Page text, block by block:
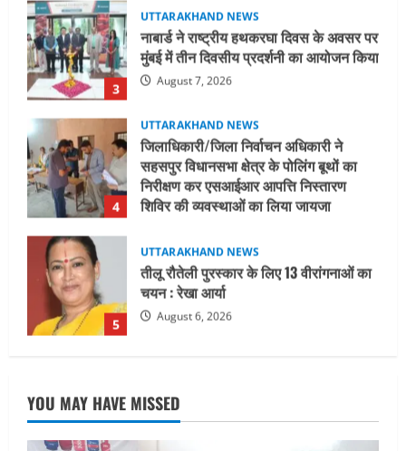
4
UTTARAKHAND NEWS
जिलाधिकारी/जिला निर्वाचन अधिकारी ने
सहसपुर विधानसभा क्षेत्र के पोलिंग बूथों का
निरीक्षण कर एसआईआर आपत्ति निस्तारण
शिविर की व्यवस्थाओं का लिया जायजा
5
UTTARAKHAND NEWS
तीलू रौतेली पुरस्कार के लिए 13 वीरांगनाओं का
चयन : रेखा आर्या
August 6, 2026
1
UTTARAKHAND NEWS
15 अगस्त तक ई-केवाईसी नहीं कराई तो गैस
आपूर्ति पर पड़ सकता है असर
August 8, 2026
2
सामान्य वर्ग के पशुपालकों को भी गाय एवं भैंस
खरीद पर मिलेगा अनुदान, मजदूरी संहिता
नियमावली-2026 को मिली मंजूरी
YOU MAY HAVE MISSED